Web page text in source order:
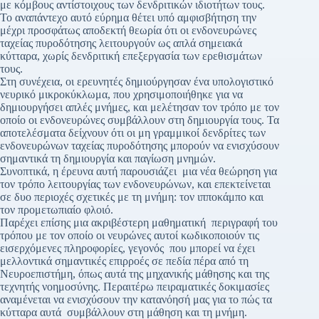
με κόμβους αντίστοιχους των δενδριτικών ιδιοτήτων τους.
Το αναπάντεχο αυτό εύρημα θέτει υπό αμφισβήτηση την
μέχρι προσφάτως αποδεκτή θεωρία ότι οι ενδονευρώνες
ταχείας πυροδότησης λειτουργούν ως απλά σημειακά
κύτταρα, χωρίς δενδριτική επεξεργασία των ερεθισμάτων
τους.
Στη συνέχεια, οι ερευνητές δημιούργησαν ένα υπολογιστικό
νευρικό μικροκύκλωμα, που χρησιμοποιήθηκε για να
δημιουργήσει απλές μνήμες, και μελέτησαν τον τρόπο με τον
οποίο οι ενδονευρώνες συμβάλλουν στη δημιουργία τους. Τα
αποτελέσματα δείχνουν ότι οι μη γραμμικοί δενδρίτες των
ενδονευρώνων ταχείας πυροδότησης μπορούν να ενισχύσουν
σημαντικά τη δημιουργία και παγίωση μνημών.
Συνοπτικά, η έρευνα αυτή παρουσιάζει μια νέα θεώρηση για
τον τρόπο λειτουργίας των ενδονευρώνων, και επεκτείνεται
σε δυο περιοχές σχετικές με τη μνήμη: τον ιπποκάμπο και
τον προμετωπιαίο φλοιό.
Παρέχει επίσης μια ακριβέστερη μαθηματική περιγραφή του
τρόπου με τον οποίο οι νευρώνες αυτοί κωδικοποιούν τις
εισερχόμενες πληροφορίες, γεγονός που μπορεί να έχει
μελλοντικά σημαντικές επιρροές σε πεδία πέρα από τη
Νευροεπιστήμη, όπως αυτά της μηχανικής μάθησης και της
τεχνητής νοημοσύνης. Περαιτέρω πειραματικές δοκιμασίες
αναμένεται να ενισχύσουν την κατανόησή μας για το πώς τα
κύτταρα αυτά συμβάλλουν στη μάθηση και τη μνήμη.